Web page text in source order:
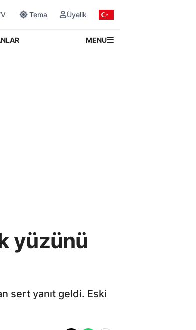
Tema Üyelik
MENU
yüzünü
sert yanıt geldi. Eski